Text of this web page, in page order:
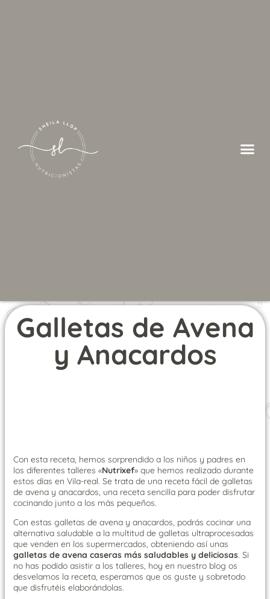
Galletas de Avena
y Anacardos
Con esta receta, hemos sorprendido a los niños y padres en
los diferentes talleres «Nutrixef» que hemos realizado durante
estos días en Vila-real. Se trata de una receta fácil de galletas
de avena y anacardos, una receta sencilla para poder disfrutar
cocinando junto a los más pequeños.
Con estas galletas de avena y anacardos, podrás cocinar una
alternativa saludable a la multitud de galletas ultraprocesadas
que venden en los supermercados, obteniendo así unas
galletas de avena caseras más saludables y deliciosas. Si
no has podido asistir a los talleres, hoy en nuestro blog os
desvelamos la receta, esperamos que os guste y sobretodo
que disfrutéis elaborándolas.